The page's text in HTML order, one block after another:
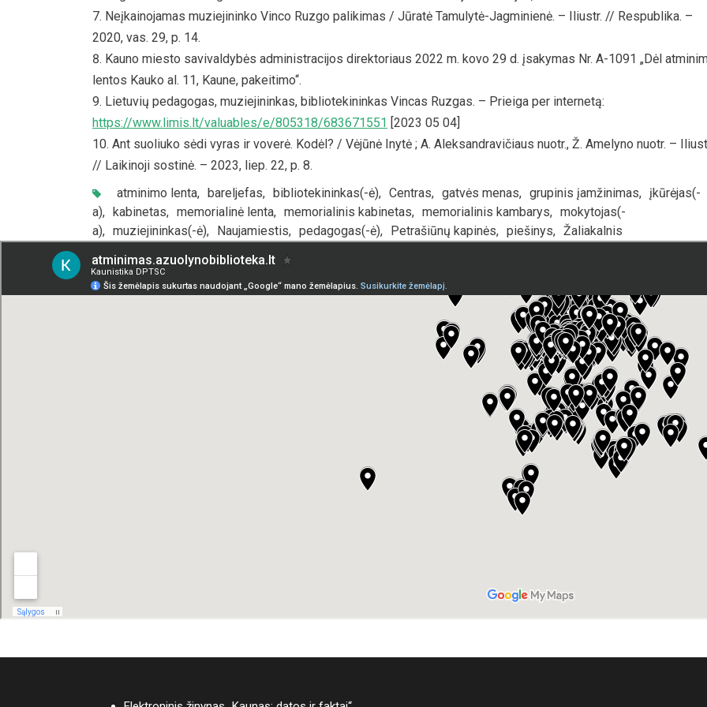
Neįkainojamas muziejininko Vinco Ruzgo palikimas / Jūratė Tamulytė-Jagminienė. – Iliustr. // Respublika. –
2020, vas. 29, p. 14.
Kauno miesto savivaldybės administracijos direktoriaus 2022 m. kovo 29 d. įsakymas Nr. A-1091 „Dėl
lentos Kauko al. 11, Kaune, pakeitimo“.
Lietuvių pedagogas, muziejininkas, bibliotekininkas Vincas Ruzgas. – Prieiga per internetą:
https://www.limis.lt/valuables/e/805318/683671551 [2023 05 04]
Ant suoliuko sėdi vyras ir voverė. Kodėl? / Vėjūnė Inytė ; A. Aleksandravičiaus nuotr., Ž. Amelyno nuotr. –
// Laikinoji sostinė. – 2023, liep. 22, p. 8.
atminimo lenta, bareljefas, bibliotekininkas(-ė), Centras, gatvės menas, grupinis įamžinimas, įkūrėjas(-
a), kabinetas, memorialinė lenta, memorialinis kabinetas, memorialinis kambarys, mokytojas(-
a), muziejininkas(-ė), Naujamiestis, pedagogas(-ė), Petrašiūnų kapinės, piešinys, Žaliakalnis